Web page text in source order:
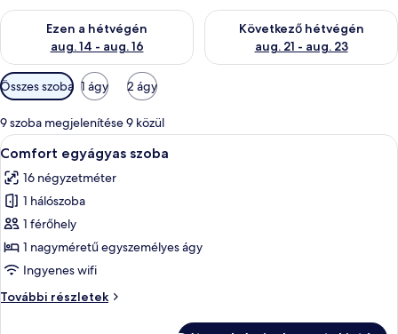
Ezen a hétvégén
aug. 14 - aug. 16
A mostani hétvégi rendelkezésre állás ellenőrzése: aug. 14 -
Következő hétvégén
aug. 21 - aug. 23
A következő hétvégi
Szobákhoz
rendelkezésre
álló
szűrők
Összes szoba 1 ágy 2 ágy
9 szoba megjelenítése 9 közül
A
következő
szoba
összes
képének
megtekintése:
Comfort
szoba
Egy szállodai szoba, amelyben
11
Comfort egyágyas szoba
16 négyzetméter
1 hálószoba
1 férőhely
1 nagyméretű egyszemélyes ágy
Ingyenes wifi
További részletek
Comfort